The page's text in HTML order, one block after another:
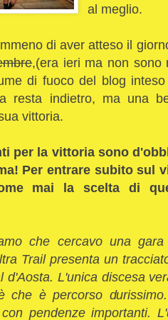
al meglio.
di aver atteso il
,(era ieri ma non sono
di fuoco del blog
resta indietro, ma una
vittoria.
per la vittoria sono
Per entrare subito sul
mai la scelta di
che cercavo una
Trail presenta un
d'Aosta. L'unica discesa
che è percorso
pendenze importanti.